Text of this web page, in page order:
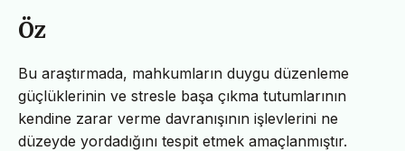
Öz
Bu araştırmada, mahkumların duygu düzenleme
güçlüklerinin ve stresle başa çıkma tutumlarının
kendine zarar verme davranışının işlevlerini ne
düzeyde yordadığını tespit etmek amaçlanmıştır.